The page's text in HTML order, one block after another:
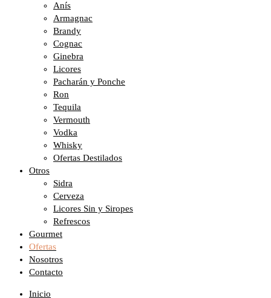
Anís
Armagnac
Brandy
Cognac
Ginebra
Licores
Pacharán y Ponche
Ron
Tequila
Vermouth
Vodka
Whisky
Ofertas Destilados
Otros
Sidra
Cerveza
Licores Sin y Siropes
Refrescos
Gourmet
Ofertas
Nosotros
Contacto
Inicio